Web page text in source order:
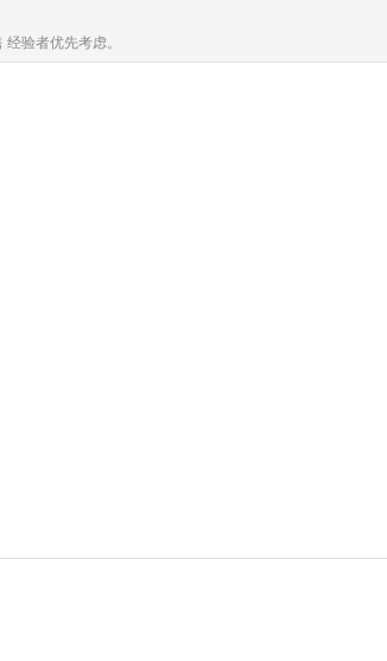
验者优先考虑。